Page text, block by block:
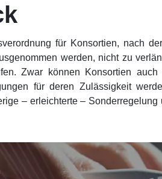
für Konsortien, nach
werden, nicht zu
Zwar können Konsortien auch
für deren Zulässigkeit
– erleichterte – Sonderregelung